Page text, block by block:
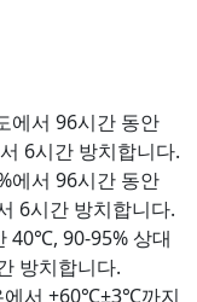
에서 96시간 동안
6시간 방치합니다.
에서 96시간 동안
6시간 방치합니다.
40℃, 90-95% 상대
방치합니다.
에서 +60℃±3℃까지